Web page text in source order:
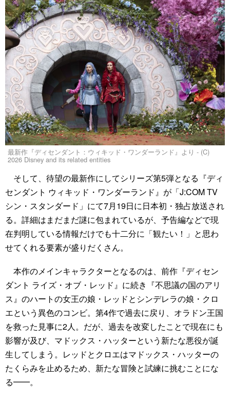
最新作『ディセンダント：ウィキッド・ワンダーランド』より - (C)
2026 Disney and its related entities
そして、待望の最新作にしてシリーズ第5弾となる『ディ
センダント ウィキッド・ワンダーランド』が「J:COM TV
シン・スタンダード」にて7月19日に日本初・独占放送され
る。詳細はまだまだ謎に包まれているが、予告編などで現
在判明している情報だけでも十二分に「観たい！」と思わ
せてくれる要素が盛りだくさん。
本作のメインキャラクターとなるのは、前作『ディセン
ダント ライズ・オブ・レッド』に続き『不思議の国のアリ
ス』のハートの女王の娘・レッドとシンデレラの娘・クロ
エという異色のコンビ。第4作で過去に戻り、オラドン王国
を救った見事に2人。だが、過去を改変したことで現在にも
影響が及び、マドックス・ハッターという新たな悪役が誕
生してしまう。レッドとクロエはマドックス・ハッターの
たくらみを止めるため、新たな冒険と試練に挑むことにな
る━━。